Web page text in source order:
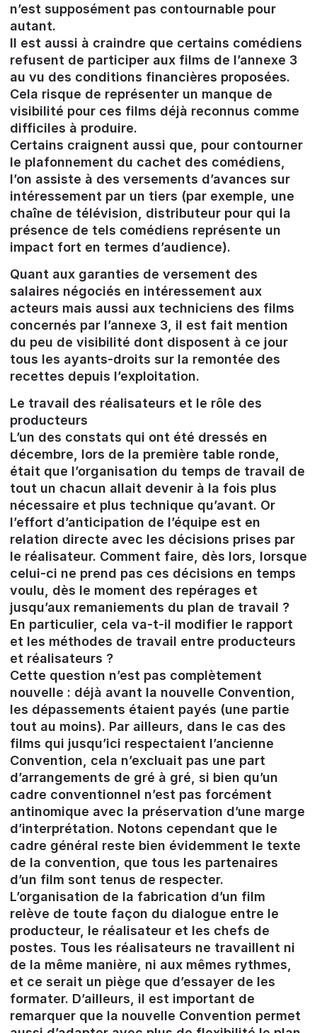
n’est supposément pas contournable pour
autant.
Il est aussi à craindre que certains comédiens
refusent de participer aux films de l’annexe 3
au vu des conditions financières proposées.
Cela risque de représenter un manque de
visibilité pour ces films déjà reconnus comme
difficiles à produire.
Certains craignent aussi que, pour contourner
le plafonnement du cachet des comédiens,
l’on assiste à des versements d’avances sur
intéressement par un tiers (par exemple, une
chaîne de télévision, distributeur pour qui la
présence de tels comédiens représente un
impact fort en termes d’audience).
Quant aux garanties de versement des
salaires négociés en intéressement aux
acteurs mais aussi aux techniciens des films
concernés par l’annexe 3, il est fait mention
du peu de visibilité dont disposent à ce jour
tous les ayants-droits sur la remontée des
recettes depuis l’exploitation.
Le travail des réalisateurs et le rôle des
producteurs
L’un des constats qui ont été dressés en
décembre, lors de la première table ronde,
était que l’organisation du temps de travail de
tout un chacun allait devenir à la fois plus
nécessaire et plus technique qu’avant. Or
l’effort d’anticipation de l’équipe est en
relation directe avec les décisions prises par
le réalisateur. Comment faire, dès lors, lorsque
celui-ci ne prend pas ces décisions en temps
voulu, dès le moment des repérages et
jusqu’aux remaniements du plan de travail ?
En particulier, cela va-t-il modifier le rapport
et les méthodes de travail entre producteurs
et réalisateurs ?
Cette question n’est pas complètement
nouvelle : déjà avant la nouvelle Convention,
les dépassements étaient payés (une partie
tout au moins). Par ailleurs, dans le cas des
films qui jusqu’ici respectaient l’ancienne
Convention, cela n’excluait pas une part
d’arrangements de gré à gré, si bien qu’un
cadre conventionnel n’est pas forcément
antinomique avec la préservation d’une marge
d’interprétation. Notons cependant que le
cadre général reste bien évidemment le texte
de la convention, que tous les partenaires
d’un film sont tenus de respecter.
L’organisation de la fabrication d’un film
relève de toute façon du dialogue entre le
producteur, le réalisateur et les chefs de
postes. Tous les réalisateurs ne travaillent ni
de la même manière, ni aux mêmes rythmes,
et ce serait un piège que d’essayer de les
formater. D’ailleurs, il est important de
remarquer que la nouvelle Convention permet